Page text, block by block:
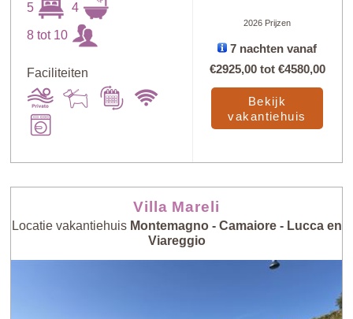
5 4
8 tot 10
Faciliteiten
2026 Prijzen
7 nachten vanaf
€2925,00tot €4580,00
Bekijk
vakantiehuis
Villa Mareli
Locatie vakantiehuis Montemagno - Camaiore - Lucca en
Viareggio